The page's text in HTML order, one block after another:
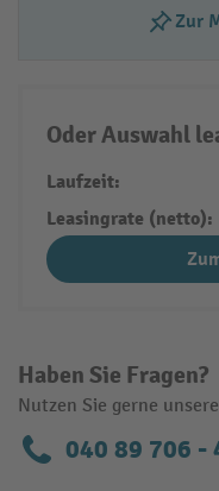
Zur
Haben Sie Fragen?
Nutzen Sie gerne
040 89 706 -
Oder Auswahl
Laufzeit:
Leasingrate (netto):